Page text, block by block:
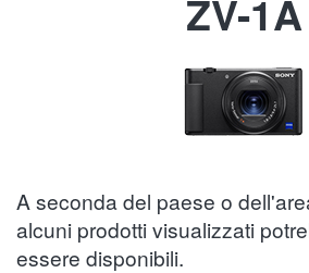
ZV-1A
A seconda del paese o
alcuni prodotti visualizzati
essere disponibili.